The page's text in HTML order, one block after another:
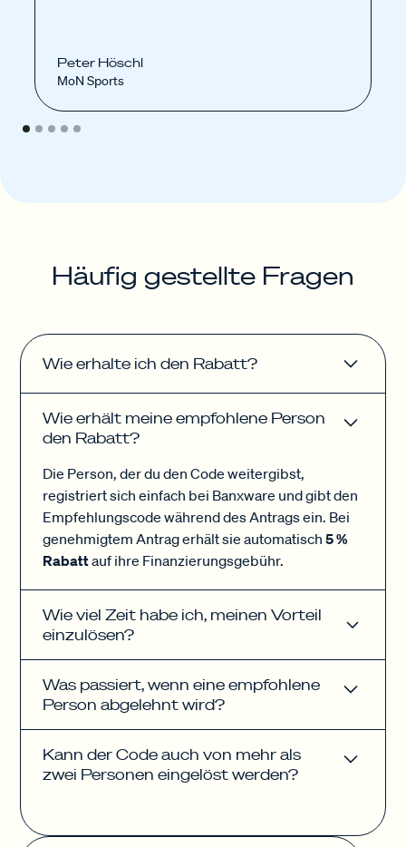
Peter Höschl
MoN Sports
Häufig gestellte Fragen
Wie erhalte ich den Rabatt?
abgeschlossen hast, hast du per E-Mail einen
Empfehlungscode erhalten, den du mit deinem
Netzwerk teilen kannst.
Sobald eine deiner Empfehlungen erfolgreich
war, melden wir uns wieder bei dir und senden dir
deinen eigenen Rabattcode, den du für deine
Wie erhält meine empfohlene Person
den Rabatt?
Die Person, der du den Code weitergibst,
registriert sich einfach bei Banxware und gibt den
Empfehlungscode während des Antrags ein. Bei
genehmigtem Antrag erhält sie automatisch5 %
Rabattauf ihre Finanzierungsgebühr.
Wie viel Zeit habe ich, meinen Vorteil
einzulösen?
Was passiert, wenn eine empfohlene
Person abgelehnt wird?
genehmigt, zählt die Empfehlung nicht.
Kann der Code auch von mehr als
zwei Personen eingelöst werden?
Personen genutzt werden. Für deinen Vorteil